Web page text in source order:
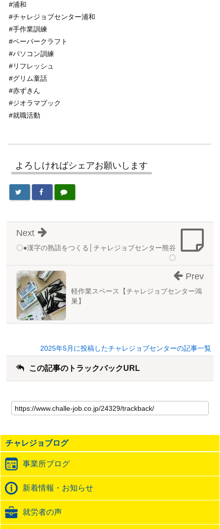
#浦和
#チャレジョブセンター浦和
#手作業訓練
#ペーパークラフト
#パソコン訓練
#リフレッシュ
#グリム童話
#赤ずきん
#ジオラマブック
#就職活動
よろしければシェアお願いします
〇●漢字の熟語をつくる│チャレジョブセンター熊谷
〇
Next
軽作業スペース【チャレジョブセンター鴻
巣】
Prev
2025年5月に投稿したチャレジョブセンターの記事一覧
この記事のトラックバックURL
の
記
の
ト
ッ
ク
バ
ッ
URL
チャレジョブログ
事業所ブログ
新着情報・お知らせ
就労者の声